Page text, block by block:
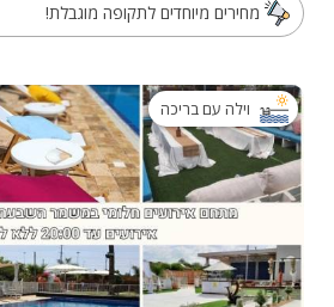
מחירים מיוחדים לתקופה מוגבלת!
וילה עם בריכה